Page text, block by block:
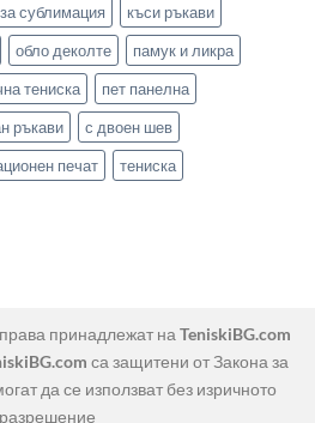
за сублимация
къси ръкави
обло деколте
памук и ликра
тениска
пет панелна
ръкави
с двоен шев
печат
тениска
принадлежат на TeniskiBG.com
са защитени от Закона за
да се използват без изричното
разрешение